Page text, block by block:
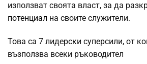
използват своята власт, за да
потенциал на своите служители.
Това са 7 лидерски суперсили, от
възползва всеки ръководител